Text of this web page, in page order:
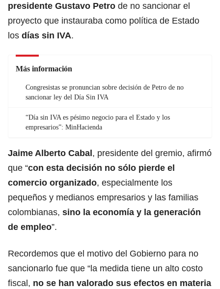
presidente Gustavo Petro de no sancionar el
proyecto que instauraba como política de Estado
los días sin IVA.
Más información
Congresistas se pronuncian sobre decisión de Petro de no
sancionar ley del Día Sin IVA
“Día sin IVA es pésimo negocio para el Estado y los
empresarios”: MinHacienda
Jaime Alberto Cabal, presidente del gremio, afirmó
que “con esta decisión no sólo pierde el
comercio organizado, especialmente los
pequeños y medianos empresarios y las familias
colombianas, sino la economía y la generación
de empleo”.
Recordemos que el motivo del Gobierno para no
sancionarlo fue que “la medida tiene un alto costo
fiscal, no se han valorado sus efectos en materia